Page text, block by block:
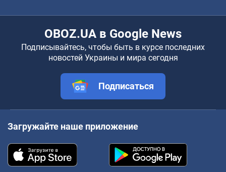
OBOZ.UA в Google News
Подписывайтесь, чтобы быть в курсе последних
новостей Украины и мира сегодня
Подписаться
Загружайте наше приложение